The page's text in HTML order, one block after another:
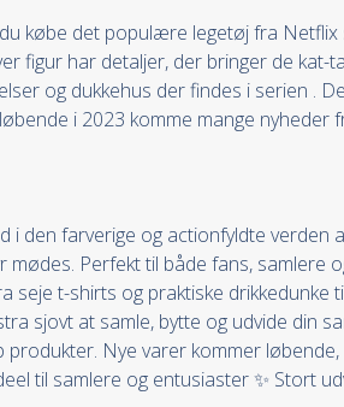
købe det populære legetøj fra
figur har detaljer, der bringer de
og dukkehus der findes i serien .
i 2023 komme mange nyheder
den farverige og actionfyldte
Perfekt til både fans, samlere
t-shirts og praktiske
sjovt at samle, bytte og udvide din
Nye varer kommer
til samlere og entusiaster ✨ Stort